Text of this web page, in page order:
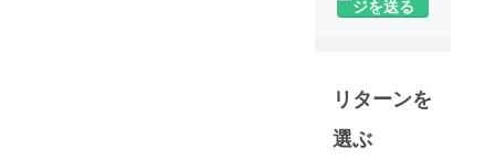
のデザイン
事務所に在
籍。
ジを送る
リターンを
選ぶ